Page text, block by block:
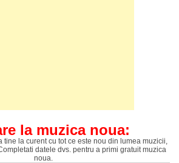
la muzica noua:
tine la curent cu tot ce este nou din lumea muzicii,
datele dvs. pentru a primi gratuit muzica
noua.